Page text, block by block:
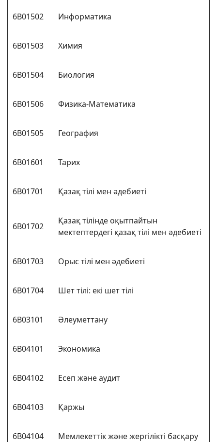
6В01502 Информатика
6В01503 Химия
6В01504 Биология
6В01506 Физика-Математика
6В01505 География
6В01601 Тарих
6В01701 Қазақ тілі мен әдебиеті
6В01702
Қазақ тілінде оқытпайтын
мектептердегі қазақ тілі мен әдебиеті
6В01703 Орыс тілі мен әдебиеті
6В01704 Шет тілі: екі шет тілі
6В03101 Әлеуметтану
6В04101 Экономика
6В04102 Есеп және аудит
6В04103 Қаржы
6В04104 Мемлекеттік және жергілікті басқару